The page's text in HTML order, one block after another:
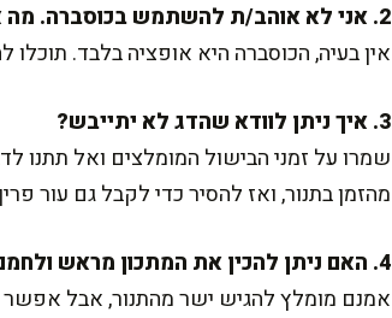
2. אני לא אוהב/ת להשתמש בכוסברה. מה אפשר לשים במקום?
אין בעיה, הכוסברה היא אופציה בלבד.
3. איך ניתן לוודא שהדג לא יתייבש?
שמרו על זמני הבישול המומלצים ואל תתנו
מהזמן בתנור, ואז להסיר כדי לקבל גם עור
4. האם ניתן להכין את המתכון מראש ולחמם לפני ההגשה?
אמנם מומלץ להגיש ישר מהתנור, אבל אפשר